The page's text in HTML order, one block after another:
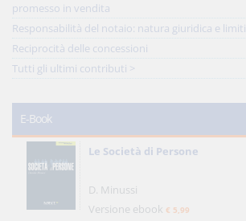
promesso in vendita
Responsabilità del notaio: natura giuridica e limiti
Reciprocità delle concessioni
Tutti gli ultimi contributi >
E-Book
Le Società di Persone
D. Minussi
Versione ebook € 5,99